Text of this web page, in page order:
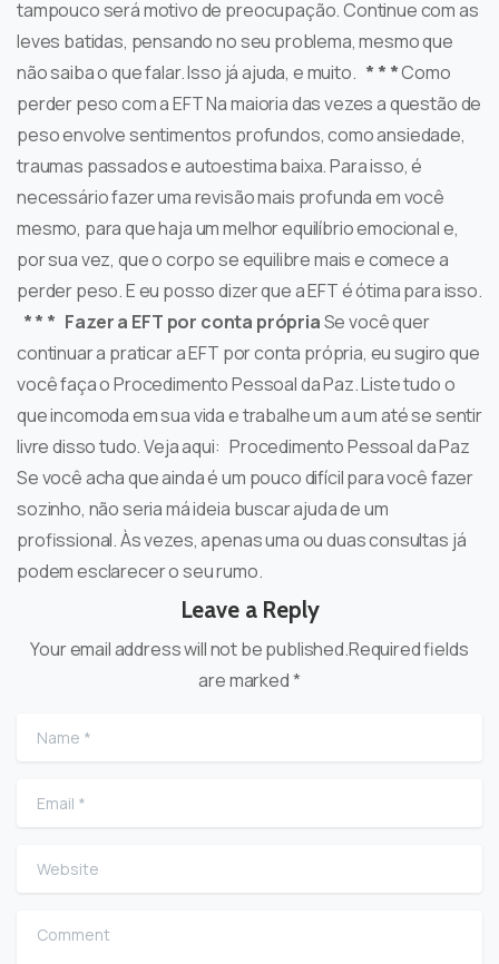
tampouco será motivo de preocupação. Continue com as
leves batidas, pensando no seu problema, mesmo que
não saiba o que falar. Isso já ajuda, e muito. * * *Como
perder peso com a EFT Na maioria das vezes a questão de
peso envolve sentimentos profundos, como ansiedade,
traumas passados e autoestima baixa. Para isso, é
necessário fazer uma revisão mais profunda em você
mesmo, para que haja um melhor equilíbrio emocional e,
por sua vez, que o corpo se equilibre mais e comece a
perder peso. E eu posso dizer que a EFT é ótima para isso.
* * * Fazer a EFT por conta própriaSe você quer
continuar a praticar a EFT por conta própria, eu sugiro que
você faça o Procedimento Pessoal da Paz. Liste tudo o
que incomoda em sua vida e trabalhe um a um até se sentir
livre disso tudo. Veja aqui: Procedimento Pessoal da Paz
Se você acha que ainda é um pouco difícil para você fazer
sozinho, não seria má ideia buscar ajuda de um
profissional. Às vezes, apenas uma ou duas consultas já
podem esclarecer o seu rumo.
Leave a Reply
Your email address will not be published.Required fields
are marked *
Name
Email
Website
Comment